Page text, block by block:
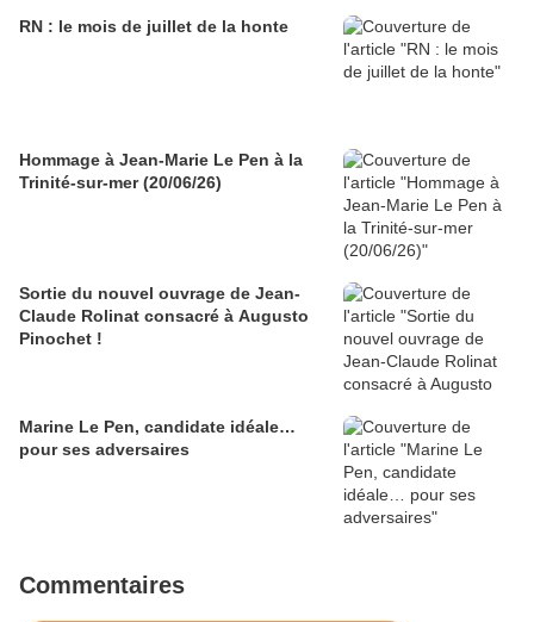
RN : le mois de juillet de la honte
Hommage à Jean-Marie Le Pen à la
Trinité-sur-mer (20/06/26)
Sortie du nouvel ouvrage de Jean-
Claude Rolinat consacré à Augusto
Pinochet !
Marine Le Pen, candidate idéale…
pour ses adversaires
Commentaires